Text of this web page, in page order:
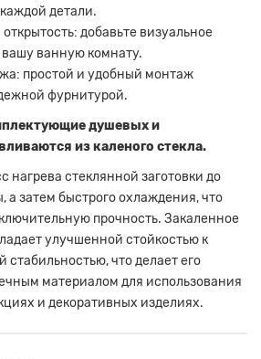
детали.
добавьте визуальное
вашу ванную комнату.
простой и удобный монтаж
фурнитурой.
душевых и
из каленого стекла.
нагрева стеклянной заготовки до
а затем быстрого охлаждения, что
прочность. Закаленное
улучшенной стойкостью к
стабильностью, что делает его
материалом для использования
и декоративных изделиях.